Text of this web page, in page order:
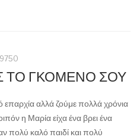
ΤΟ ΓΚΟΜΕΝΟ ΣΟΥ
αλλά ζούμε πολλά χρόνια
η Μαρία είχα ένα βρει ένα
πολύ καλό παιδί και πολύ